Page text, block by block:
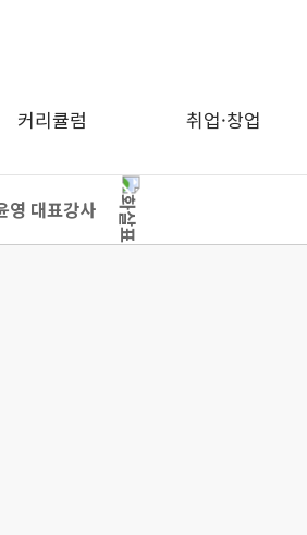
커리큘럼 취업·창업
영 대표강사